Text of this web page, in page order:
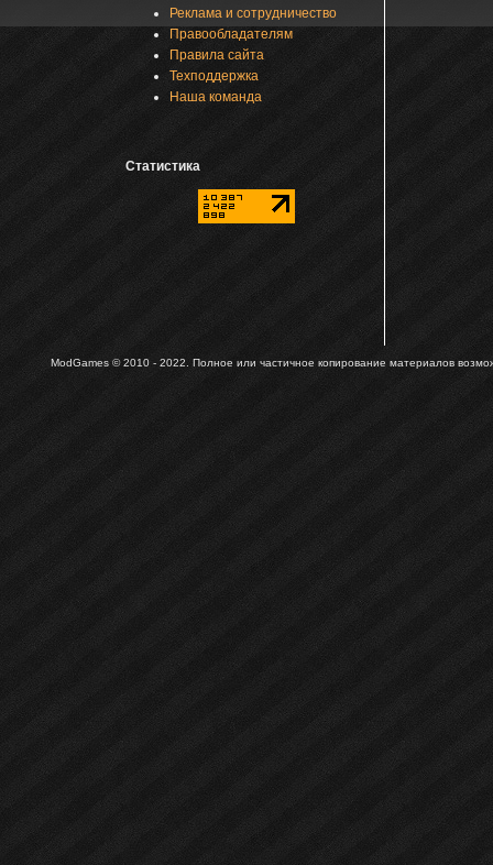
Реклама и сотрудничество
Правообладателям
Правила сайта
Техподдержка
Наша команда
Статистика
ModGames © 2010 - 2022. Полное или частичное копирование материалов